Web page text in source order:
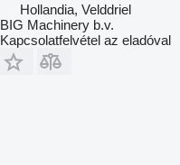
Hollandia, Velddriel
BIG Machinery b.v.
Kapcsolatfelvétel az eladóval